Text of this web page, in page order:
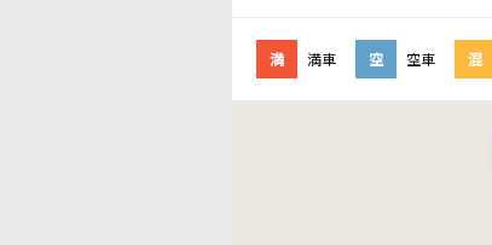
満 満車 空 空車 混